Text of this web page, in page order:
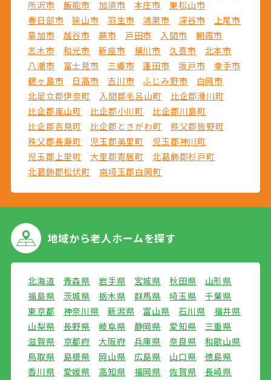
所沢市
飯能市 加須市 本庄市
東松山市
春日部市
狭山市 羽生市 鴻巣市 深谷市
上尾市
草加市
越谷市 蕨市 戸田市 入間市
朝霞市
志木市
和光市 新座市 桶川市 久喜市
北本市
八潮市
富士見市 三郷市 蓮田市 坂戸市
幸手市
鶴ヶ島市
日高市 吉川市 ふじみ野市
白岡市
北足立郡伊奈町
入間郡毛呂山町
比企郡滑川町
比企郡嵐山町
比企郡小川町
比企郡川島町
比企郡吉見町
比企郡ときがわ町
秩父郡皆野町
秩父郡長瀞町
児玉郡美里町
児玉郡神川町
児玉郡上里町
大里郡寄居町
北葛飾郡杉戸町
北葛飾郡松伏町
南埼玉郡白岡町
地域から老人ホームを探す
北海道 青森県 岩手県 宮城県 秋田県
山形県
福島県
茨城県 栃木県 群馬県 埼玉県
千葉県
東京都
神奈川県 新潟県 富山県 石川県
福井県
山梨県
長野県 岐阜県 静岡県 愛知県
三重県
滋賀県
京都府 大阪府 兵庫県 奈良県
和歌山県
鳥取県
島根県 岡山県 広島県 山口県
徳島県
香川県
愛媛県 高知県 福岡県 佐賀県
長崎県